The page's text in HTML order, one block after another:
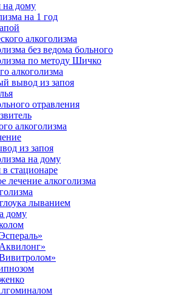
на дому
на 1 год
алкоголизма
без ведома больного
по методу Шичко
алкоголизма
вывод из запоя
отравления
алкоголизма
из запоя
на дому
стационаре
лечение алкоголизма
лыванием
дому